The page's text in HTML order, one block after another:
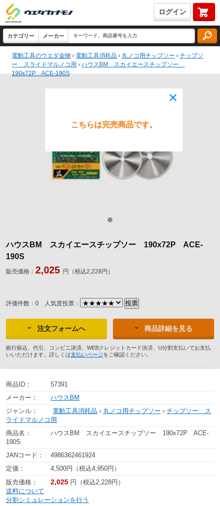
ログイン
電動工具のウエダ金物 › 電動工具消耗品 › 丸ノコ用チップソー › チップソ
ー スライドマルノコ用 › ハウスBM スカイエースチップソー
190x72P ACE-190S
ハウスBM スカイエースチップソー 190x72P ACE-
190S
販売価格： 2,025 円（税込2,228円）
評価件数：0 人気度投票：
注文フォームへ 商品詳細を見る
銀行振込、代引、コンビニ決済、WEBクレジットカード決済、U分割支払いでお支払
いいただけます。詳しくは支払いページをご確認ください。
商品ID：
57391
メーカー：
ハウスBM
ジャンル：
電動工具消耗品 › 丸ノコ用チップソー › チップソー ス
ライドマルノコ用
商品名：
ハウスBM スカイエースチップソー 190x72P ACE-
190S
JANコード：
4986362461924
定価：
4,500円（税込4,950円）
販売価格：
2,025 円（税込2,228円）
送料について
分割シミュレーションを行う
×
こちらは完売商品です。